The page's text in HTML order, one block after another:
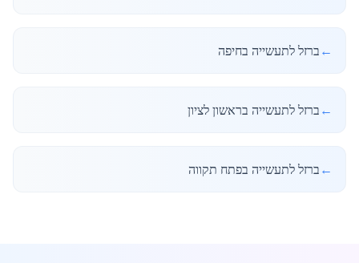
← ברזל לתעשייה בחיפה
← ברזל לתעשייה בראשון לציון
← ברזל לתעשייה בפתח תקווה